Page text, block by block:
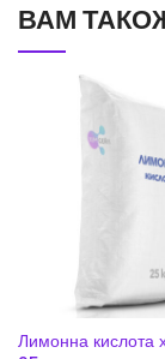
ВАМ
Лимонна кислота